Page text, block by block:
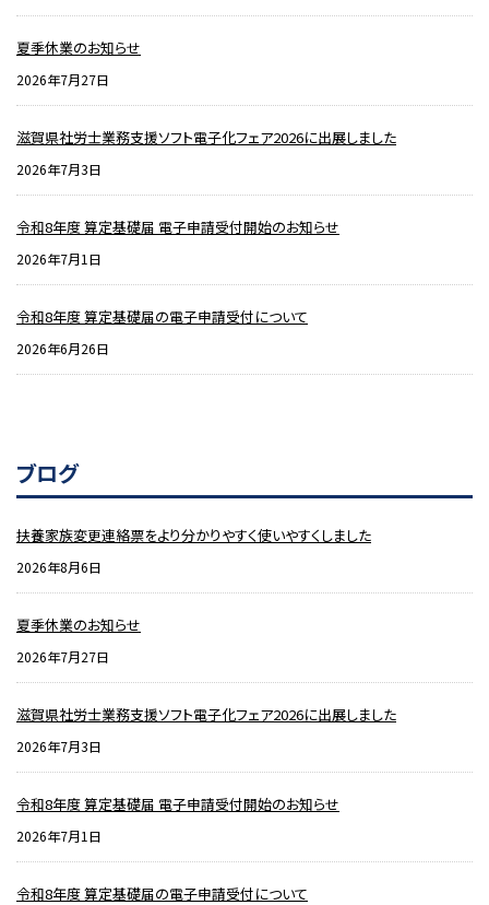
夏季休業のお知らせ
2026年7月27日
滋賀県社労士業務支援ソフト電子化フェア2026に出展しました
2026年7月3日
令和8年度 算定基礎届 電子申請受付開始のお知らせ
2026年7月1日
令和8年度 算定基礎届の電子申請受付について
2026年6月26日
ブログ
扶養家族変更連絡票をより分かりやすく使いやすくしました
2026年8月6日
夏季休業のお知らせ
2026年7月27日
滋賀県社労士業務支援ソフト電子化フェア2026に出展しました
2026年7月3日
令和8年度 算定基礎届 電子申請受付開始のお知らせ
2026年7月1日
令和8年度 算定基礎届の電子申請受付について